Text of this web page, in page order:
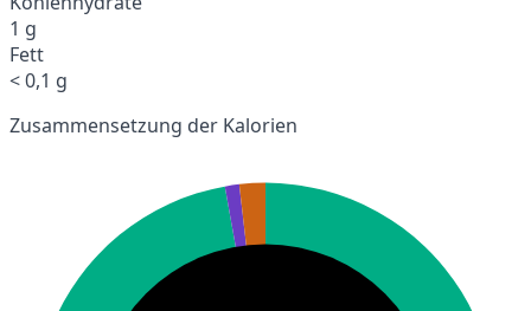
1 g
Fett
< 0,1 g
Zusammensetzung der Kalorien